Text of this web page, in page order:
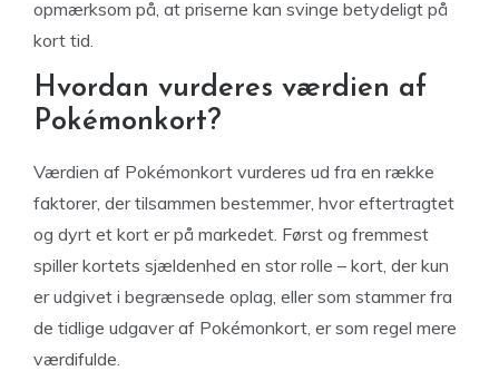
opmærksom på, at priserne kan svinge betydeligt på
kort tid.
Hvordan vurderes værdien af
Pokémonkort?
Værdien af Pokémonkort vurderes ud fra en række
faktorer, der tilsammen bestemmer, hvor eftertragtet
og dyrt et kort er på markedet. Først og fremmest
spiller kortets sjældenhed en stor rolle – kort, der kun
er udgivet i begrænsede oplag, eller som stammer fra
de tidlige udgaver af Pokémonkort, er som regel mere
værdifulde.